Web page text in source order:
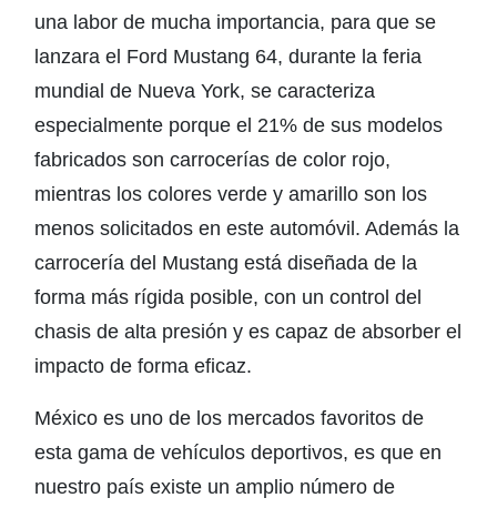
una labor de mucha importancia, para que se
lanzara el Ford Mustang 64, durante la feria
mundial de Nueva York, se caracteriza
especialmente porque el 21% de sus modelos
fabricados son carrocerías de color rojo,
mientras los colores verde y amarillo son los
menos solicitados en este automóvil. Además la
carrocería del Mustang está diseñada de la
forma más rígida posible, con un control del
chasis de alta presión y es capaz de absorber el
impacto de forma eficaz.
México es uno de los mercados favoritos de
esta gama de vehículos deportivos, es que en
nuestro país existe un amplio número de